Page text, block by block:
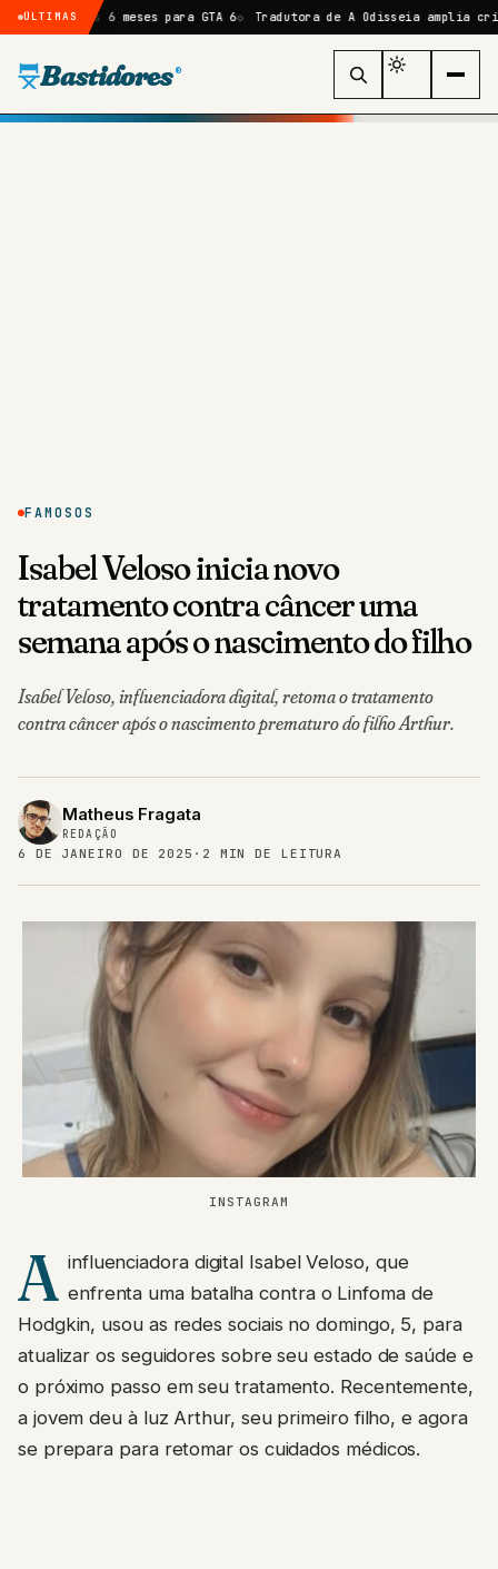
ÚLTIMAS
6 meses para GTA 6 Tradutora de A Odisseia amplia crítica a
Bastidores ®
FAMOSOS
Isabel Veloso inicia novo
tratamento contra câncer uma
semana após o nascimento do filho
Isabel Veloso, influenciadora digital, retoma o tratamento
contra câncer após o nascimento prematuro do filho Arthur.
Matheus Fragata
REDAÇÃO
6 DE JANEIRO DE 2025 · 2 MIN DE LEITURA
INSTAGRAM
A influenciadora digital Isabel Veloso, que
enfrenta uma batalha contra o Linfoma de
Hodgkin, usou as redes sociais no domingo, 5, para
atualizar os seguidores sobre seu estado de saúde e
o próximo passo em seu tratamento. Recentemente,
a jovem deu à luz Arthur, seu primeiro filho, e agora
se prepara para retomar os cuidados médicos.